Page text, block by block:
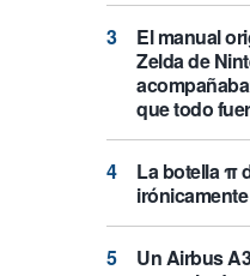
El manual
Zelda de
que todo
La botella π
Un Airbus